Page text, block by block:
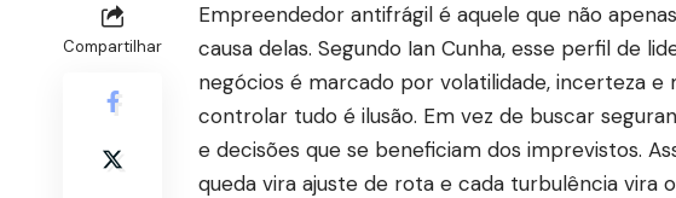
Compartilhar
Empreendedor antifrágil é aquele que não
causa delas. Segundo Ian Cunha, esse perfil de
negócios é marcado por volatilidade, incerteza e
controlar tudo é ilusão. Em vez de buscar
e decisões que se beneficiam dos imprevistos.
queda vira ajuste de rota e cada turbulência vira